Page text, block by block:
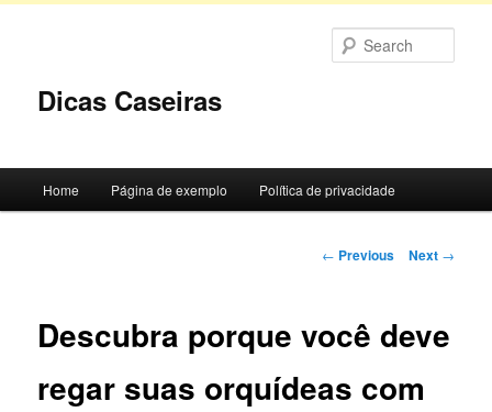
Dicas Caseiras
Home Página de exemplo Política de privacidade
Post
← Previous Next →
Descubra porque você deve
regar suas orquídeas com